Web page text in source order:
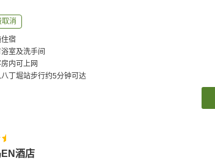
取消
住宿
室及洗手间
内可上网
八丁堀站步行约5分钟可达
酒店